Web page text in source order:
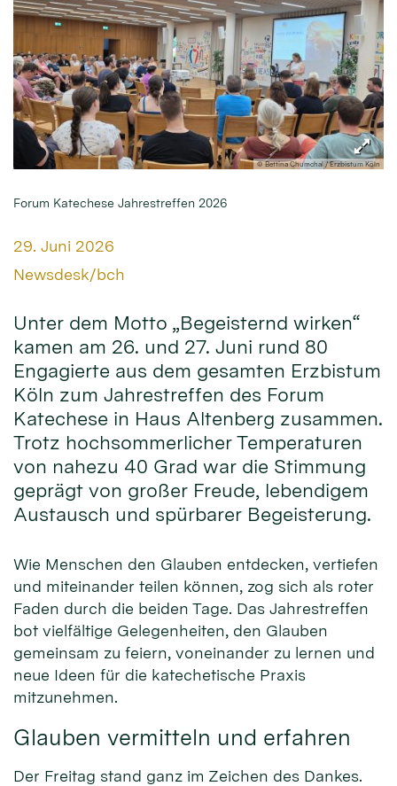
© Bettina Chumchal / Erzbistum Köln
Forum Katechese Jahrestreffen 2026
Datum:
29. Juni 2026
Von:
Newsdesk/bch
Unter dem Motto „Begeisternd wirken“
kamen am 26. und 27. Juni rund 80
Engagierte aus dem gesamten Erzbistum
Köln zum Jahrestreffen des Forum
Katechese in Haus Altenberg zusammen.
Trotz hochsommerlicher Temperaturen
von nahezu 40 Grad war die Stimmung
geprägt von großer Freude, lebendigem
Austausch und spürbarer Begeisterung.
Wie Menschen den Glauben entdecken, vertiefen
und miteinander teilen können, zog sich als roter
Faden durch die beiden Tage. Das Jahrestreffen
bot vielfältige Gelegenheiten, den Glauben
gemeinsam zu feiern, voneinander zu lernen und
neue Ideen für die katechetische Praxis
mitzunehmen.
Glauben vermitteln und erfahren
Der Freitag stand ganz im Zeichen des Dankes.